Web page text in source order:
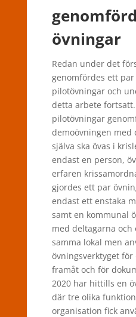
övningar
Redan under det
genomfördes ett
pilotövningar och
detta arbete fortsatt.
pilotövningar
demoövningen med
själva ska övas i
endast en person,
erfaren
gjordes ett par
endast ett enstaka
samt en kommunal
med deltagarna och
samma lokal men
övningsverktyget
framåt och för
2020 har hittills en
där tre olika
organisation fick